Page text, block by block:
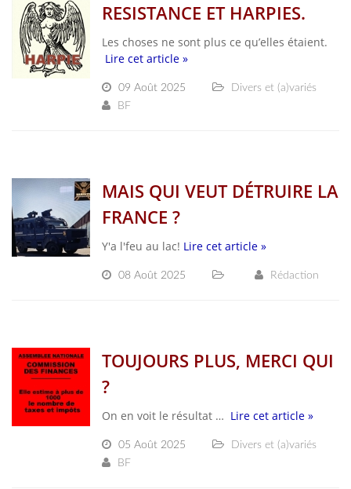
RESISTANCE ET HARPIES.
Les choses ne sont plus ce qu’elles étaient.
Lire cet article »
09 Août 2025
Divers et (a)variés
BF
MAIS QUI VEUT DÉTRUIRE LA
FRANCE ?
Y'a l'feu au lac! Lire cet article »
08 Août 2025 Rédaction
TOUJOURS PLUS, MERCI QUI
?
On en voit le résultat … Lire cet article »
05 Août 2025
Divers et (a)variés
BF